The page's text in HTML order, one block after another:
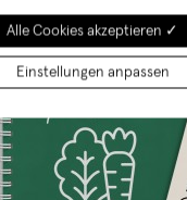
Alle Cookies akzeptieren ✓
Einstellungen anpassen